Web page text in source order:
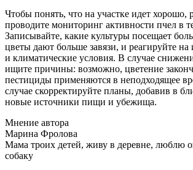
Чтобы понять, что на участке идет хорошо,
проводите мониторинг активности пчел в
Записывайте, какие культуры посещает
цветы дают больше завязи, и реагируйте
и климатические условия. В случае
ищите причины: возможно, цветение
пестициды применяются в неподходящее
случае скорректируйте планы, добавив в
новые источники пищи и убежища.
Мнение автора
Марина Фролова
Мама троих детей, живу в деревне, люблю
собаку